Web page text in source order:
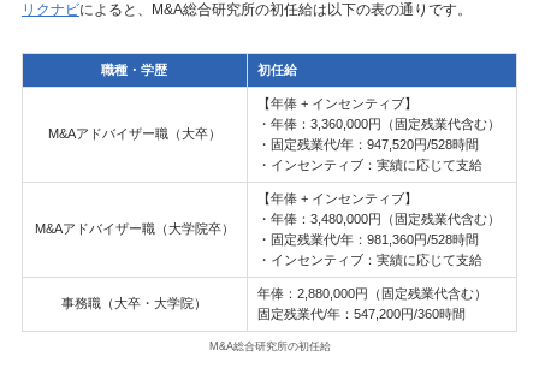
リクナビによると、M&A総合研究所の初任給は以下の表の通りです。
職種・学歴 初任給
M&Aアドバイザー職（大卒）
【年俸 + インセンティブ】
・年俸：3,360,000円（固定残業代含む）
・固定残業代/年：947,520円/528時間
・インセンティブ：実績に応じて支給
M&Aアドバイザー職（大学院卒）
【年俸 + インセンティブ】
・年俸：3,480,000円（固定残業代含む）
・固定残業代/年：981,360円/528時間
・インセンティブ：実績に応じて支給
事務職（大卒・大学院）
年俸：2,880,000円（固定残業代含む）
固定残業代/年：547,200円/360時間
M&A総合研究所の初任給